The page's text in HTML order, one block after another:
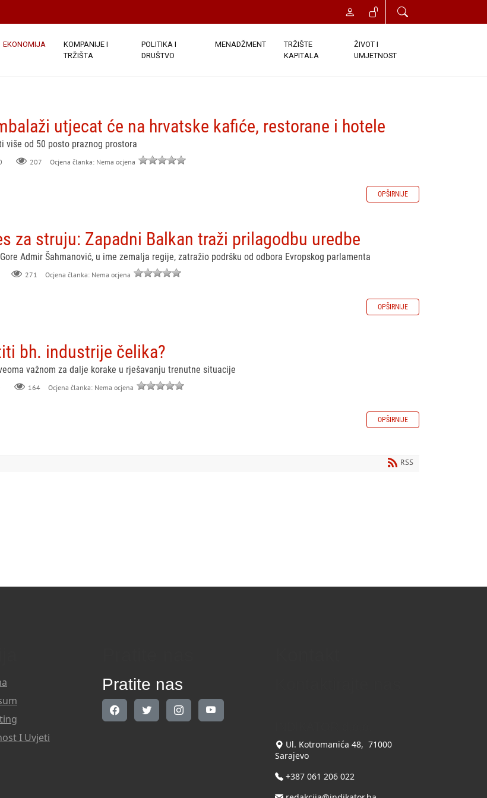
EKONOMIJA
KOMPANIJE I
TRŽIŠTA
POLITIKA I
DRUŠTVO
MENADŽMENT
TRŽIŠTE
KAPITALA
ŽIVOT I
UMJETNOST
utjecat će na hrvatske kafiće, restorane i hotele
više od 50 posto praznog prostora
207 Ocjena članka: Nema ocjena
OPŠIRNIJE
za struju: Zapadni Balkan traži prilagodbu uredbe
Admir Šahmanović, u ime zemalja regije, zatražio podršku od odbora Evropskog parlamenta
271 Ocjena članka: Nema ocjena
OPŠIRNIJE
bh. industrije čelika?
važnom za dalje korake u rješavanju trenutne situacije
164 Ocjena članka: Nema ocjena
OPŠIRNIJE
RSS
I Uvjeti
Pratite nas
Ul. Kotromanića 48, 71000
Sarajevo
+387 061 206 022